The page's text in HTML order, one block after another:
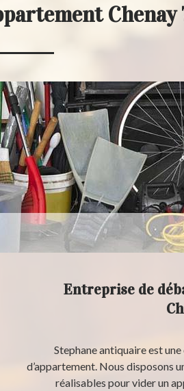
Chenay
Entreprise de
Stephane antiquaire est
d’appartement. Nous disposons
réalisables pour vider un